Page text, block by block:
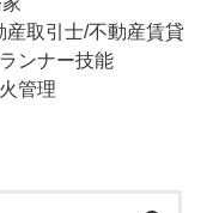
取引士/不動産賃貸
ンナー技能
管理